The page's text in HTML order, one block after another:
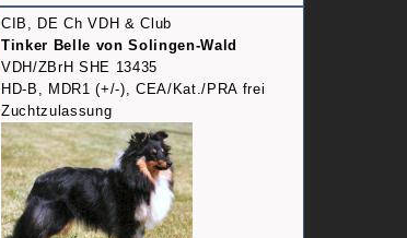
CIB, DE Ch VDH & Club
Tinker Belle von Solingen-Wald
VDH/ZBrH SHE 13435
HD-B, MDR1 (+/-), CEA/Kat./PRA frei
Zuchtzulassung